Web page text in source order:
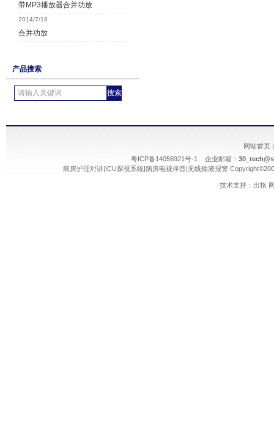
带MP3播放器合并功放
2014/7/18
合并功放
产品搜索
网站首页
粤ICP备14056921号-1 企业邮箱：
病房护理对讲|ICU探视系统|病房电视伴音|无线输液报警
技术支持：出格